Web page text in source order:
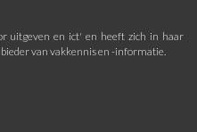
uitgeven en ict' en heeft zich in haar
van vakkennis en -informatie.